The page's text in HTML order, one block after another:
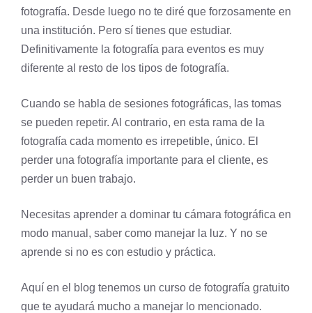
fotografía. Desde luego no te diré que forzosamente en
una institución. Pero sí tienes que estudiar.
Definitivamente la fotografía para eventos es muy
diferente al resto de los tipos de fotografía.
Cuando se habla de sesiones fotográficas, las tomas
se pueden repetir. Al contrario, en esta rama de la
fotografía cada momento es irrepetible, único. El
perder una fotografía importante para el cliente, es
perder un buen trabajo.
Necesitas aprender a dominar tu cámara fotográfica en
modo manual, saber como manejar la luz. Y no se
aprende si no es con estudio y práctica.
Aquí en el blog tenemos un curso de fotografía gratuito
que te ayudará mucho a manejar lo mencionado.